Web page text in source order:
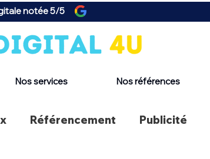
notée 5/5
Nos services Nos références
Référencement Publicité